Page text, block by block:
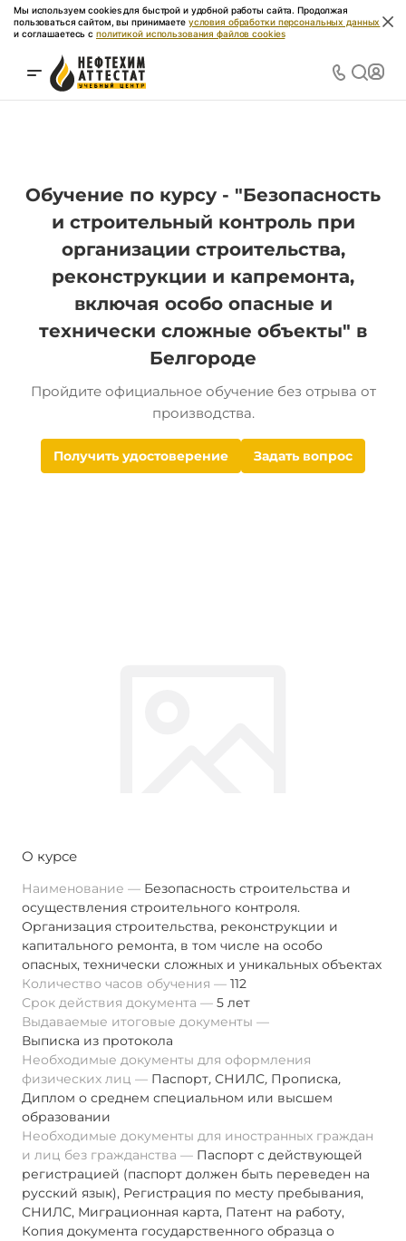
Мы используем cookies для быстрой и удобной работы сайта. Продолжая
пользоваться сайтом, вы принимаете условия обработки персональных данных
и соглашаетесь с политикой использования файлов cookies
Обучение по курсу - "Безопасность
и строительный контроль при
организации строительства,
реконструкции и капремонта,
включая особо опасные и
технически сложные объекты" в
Белгороде
Пройдите официальное обучение без отрыва от
производства.
Получить удостоверение Задать вопрос
О курсе
Наименование
Безопасность строительства и
осуществления строительного контроля.
Организация строительства, реконструкции и
капитального ремонта, в том числе на особо
опасных, технически сложных и уникальных объектах
Количество часов обучения
112
Срок действия документа
5 лет
Выдаваемые итоговые документы
Выписка из протокола
Необходимые документы для оформления
физических лиц
Паспорт, СНИЛС, Прописка,
Диплом о среднем специальном или высшем
образовании
Необходимые документы для иностранных граждан
и лиц без гражданства
Паспорт с действующей
регистрацией (паспорт должен быть переведен на
русский язык), Регистрация по месту пребывания,
СНИЛС, Миграционная карта, Патент на работу,
Копия документа государственного образца о